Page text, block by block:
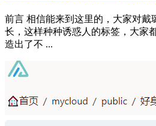
前言 相信能来到这里的，大家对戴
长，这样种种诱惑人的标签，大家
造出了不 ...